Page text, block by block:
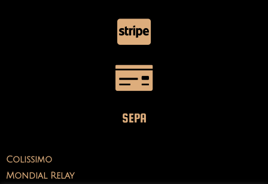
SEPA
Colissimo
Mondial Relay